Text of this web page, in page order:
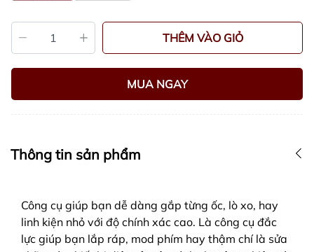
THÊM VÀO GIỎ
MUA NGAY
Thông tin sản phẩm
Công cụ giúp bạn dễ dàng gắp từng ốc, lò xo, hay
linh kiện nhỏ với độ chính xác cao. Là công cụ đắc
lực giúp bạn lắp ráp, mod phím hay thậm chí là sửa